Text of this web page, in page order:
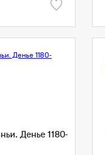
Денье 1180-